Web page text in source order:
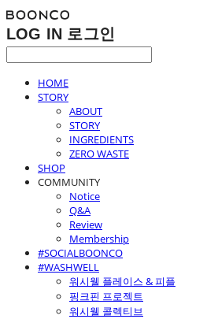
LOG IN 로그인
HOME
STORY
ABOUT
STORY
INGREDIENTS
ZERO WASTE
SHOP
COMMUNITY
Notice
Q&A
Review
Membership
#SOCIALBOONCO
#WASHWELL
워시웰 플레이스 & 피플
핑크핀 프로젝트
워시웰 콜렉티브